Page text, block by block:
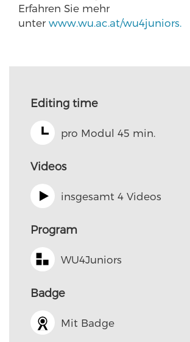
Erfahren Sie mehr
unter www.wu.ac.at/wu4juniors.
Editing time
pro Modul 45 min.
Videos
insgesamt 4 Videos
Program
WU4Juniors
Badge
Mit Badge